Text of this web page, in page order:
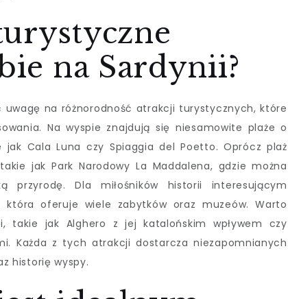
na Sardynii?
uwagę na różnorodność atrakcji turystycznych, które
Na wyspie znajdują się niesamowite plaże o
jak Cala Luna czy Spiaggia del Poetto. Oprócz plaż
jak Park Narodowy La Maddalena, gdzie można
przyrodę. Dla miłośników historii interesującym
oferuje wiele zabytków oraz muzeów. Warto
takie jak Alghero z jej katalońskim wpływem czy
Każda z tych atrakcji dostarcza niezapomnianych
historię wyspy.